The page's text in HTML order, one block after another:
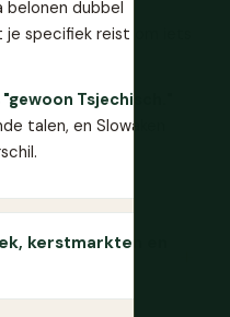
belonen dubbel
specifiek reist om iets
Tsjechisch."
talen, en Slowaken
kerstmarkten en